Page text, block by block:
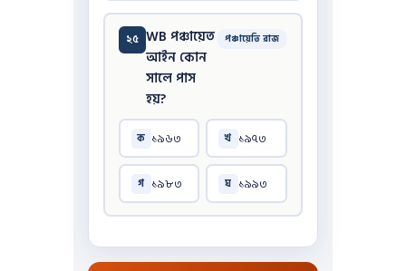
২৫ WB পঞ্চায়েত
আইন কোন
সালে পাস
হয়?
পঞ্চায়েতি রাজ
ক ১৯৬৩ খ ১৯৭৩
গ ১৯৮৩ ঘ ১৯৯৩